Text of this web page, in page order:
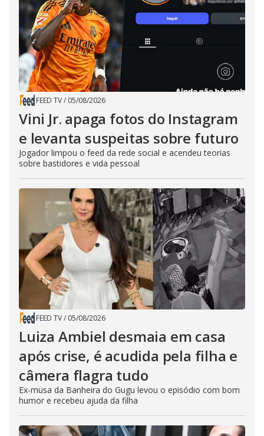
FEED TV/ 05/08/2026
Vini Jr. apaga fotos do Instagram
e levanta suspeitas sobre futuro
Jogador limpou o feed da rede social e acendeu teorias
sobre bastidores e vida pessoal
FEED TV/ 05/08/2026
Luiza Ambiel desmaia em casa
após crise, é acudida pela filha e
câmera flagra tudo
Ex-musa da Banheira do Gugu levou o episódio com bom
humor e recebeu ajuda da filha